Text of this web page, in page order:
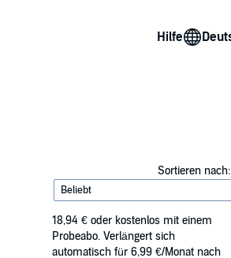
Hilfe
Sortieren nach:
18,94 € oder kostenlos mit einem
Probeabo. Verlängert sich
automatisch für 6,99 €/Monat nach